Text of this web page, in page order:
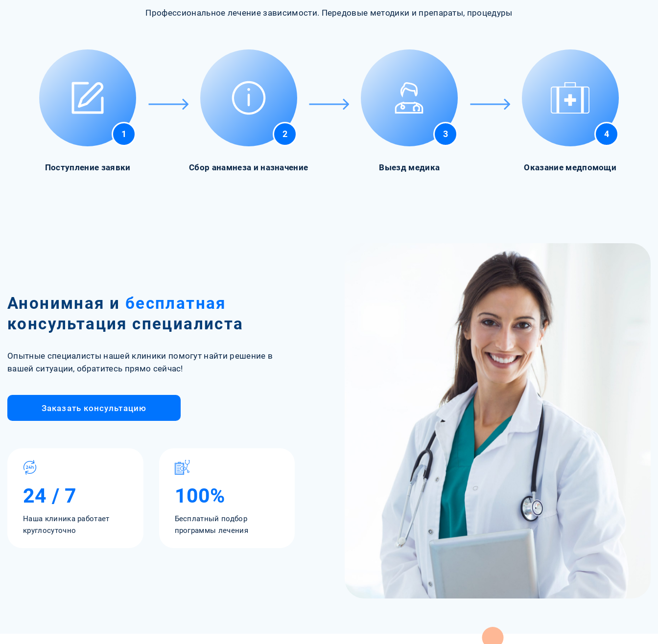
Профессиональное лечение зависимости. Передовые методики и препараты, процедуры
1
Поступление заявки
2
Сбор анамнеза и назначение
3
Выезд медика
4
Оказание медпомощи
Анонимная и бесплатная
консультация специалиста
Опытные специалисты нашей клиники помогут найти решение в
вашей ситуации, обратитесь прямо сейчас!
Заказать консультацию
24 / 7
Наша клиника работает
круглосуточно
100%
Бесплатный подбор
программы лечения